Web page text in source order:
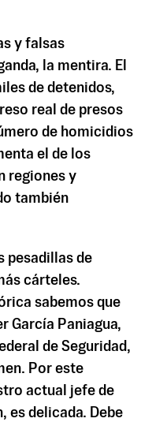
y falsas
la mentira. El
de detenidos,
real de presos
de homicidios
el de los
regiones y
también
pesadillas de
cárteles.
sabemos que
García Paniagua,
de Seguridad,
Por este
actual jefe de
es delicada. Debe